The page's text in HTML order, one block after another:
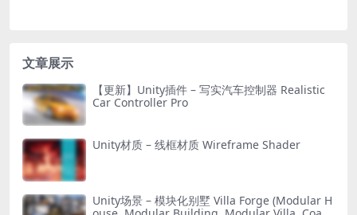
文章展示
【更新】Unity插件 – 写实汽车控制器 Realistic
Car Controller Pro
Unity材质 – 线框材质 Wireframe Shader
Unity场景 – 模块化别墅 Villa Forge (Modular H